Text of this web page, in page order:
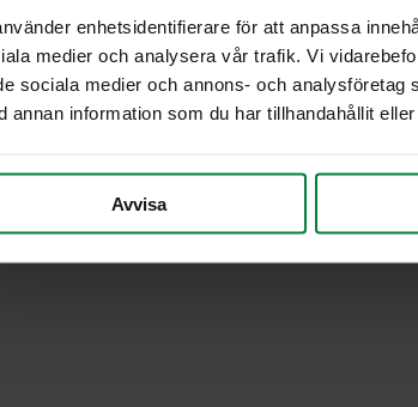
enhetsidentifierare för att anpassa
medier och analysera vår trafik. Vi
sociala medier och annons- och
annan information som du har tillhandahållit
Avvisa
Puu